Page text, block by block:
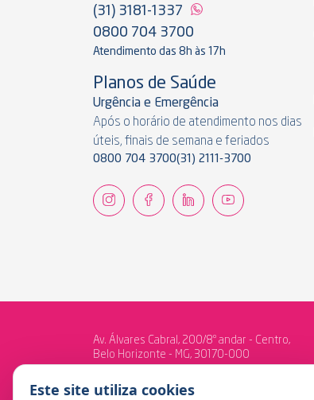
(31) 3181-1337
0800 704 3700
Atendimento das 8h às 17h
Planos de Saúde
Urgência e Emergência
Após o horário de atendimento nos dias
úteis, finais de semana e feriados
0800 704 3700(31) 2111-3700
Av. Álvares Cabral, 200/8º andar - Centro,
Belo Horizonte - MG, 30170-000
Este site utiliza cookies